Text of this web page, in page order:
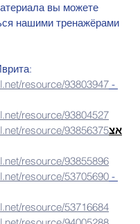
вы можете
нашими тренажёрами
resource/93803947 -
resource/93804527
resource/93856375אצ
resource/93855896
resource/53705690 -
resource/53716684